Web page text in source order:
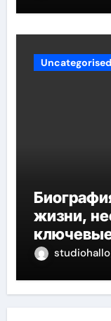
Uncategorised
жизни,